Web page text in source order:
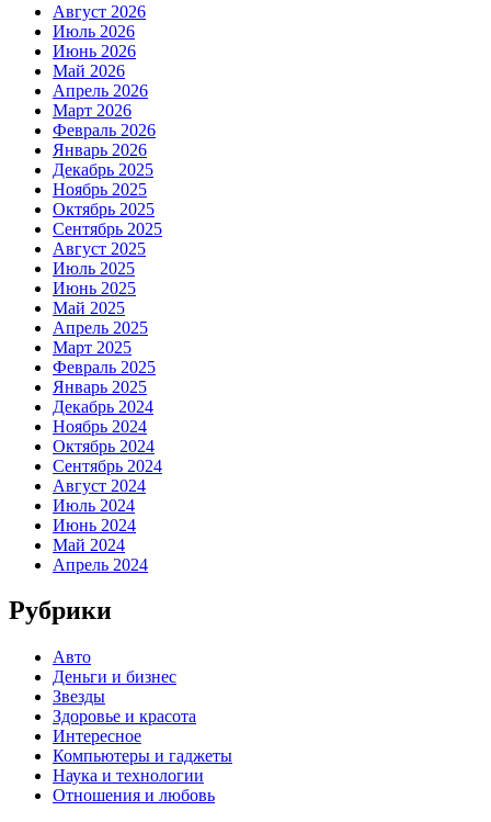
Август 2026
Июль 2026
Июнь 2026
Май 2026
Апрель 2026
Март 2026
Февраль 2026
Январь 2026
Декабрь 2025
Ноябрь 2025
Октябрь 2025
Сентябрь 2025
Август 2025
Июль 2025
Июнь 2025
Май 2025
Апрель 2025
Март 2025
Февраль 2025
Январь 2025
Декабрь 2024
Ноябрь 2024
Октябрь 2024
Сентябрь 2024
Август 2024
Июль 2024
Июнь 2024
Май 2024
Апрель 2024
Рубрики
Авто
Деньги и бизнес
Звезды
Здоровье и красота
Интересное
Компьютеры и гаджеты
Наука и технологии
Отношения и любовь